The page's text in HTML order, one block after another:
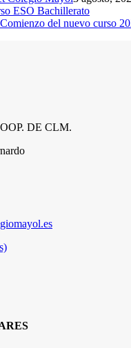
del nuevo curso
DE CLM.